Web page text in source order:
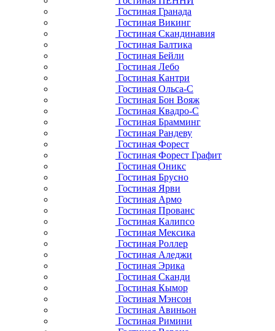
Гостиная Гранада
Гостиная Викинг
Гостиная Скандинавия
Гостиная Балтика
Гостиная Бейли
Гостиная Лебо
Гостиная Кантри
Гостиная Ольса-С
Гостиная Бон Вояж
Гостиная Квадро-С
Гостиная Брамминг
Гостиная Рандеву
Гостиная Форест
Гостиная Форест Графит
Гостиная Оникс
Гостиная Брусно
Гостиная Ярви
Гостиная Армо
Гостиная Прованс
Гостиная Калипсо
Гостиная Мексика
Гостиная Роллер
Гостиная Аледжи
Гостиная Эрика
Гостиная Сканди
Гостиная Кымор
Гостиная Мэнсон
Гостиная Авиньон
Гостиная Римини